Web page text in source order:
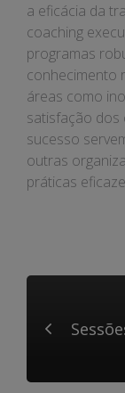
a eficácia da
coaching
programas
conhecimento
áreas como
satisfação dos
sucesso
outras
práticas